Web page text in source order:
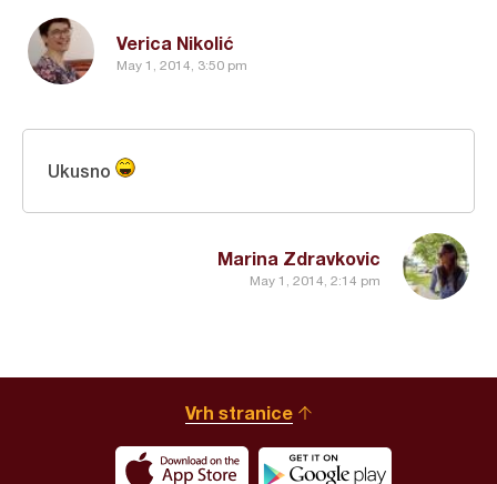
Verica Nikolić
May 1, 2014, 3:50 pm
Marina Zdravkovic
May 1, 2014, 2:14 pm
Ukusno
Vrh stranice